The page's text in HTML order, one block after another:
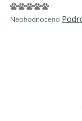
Průměrné
hodnocení
Neohodnoceno